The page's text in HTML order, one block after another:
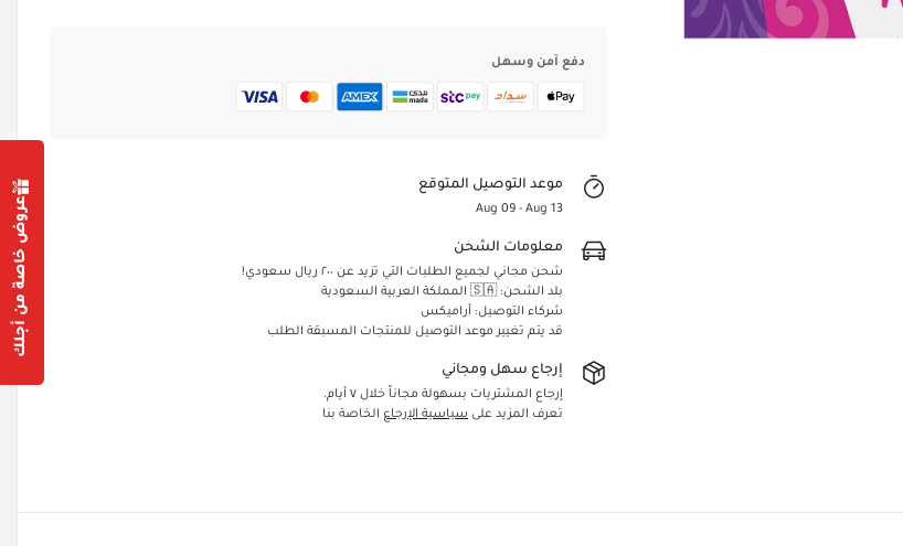
دفع آمن وسهل
موعد التوصيل المتوقع
Aug 09 - Aug 13
معلومات الشحن
شحن مجاني لجميع الطلبات التي تزيد عن ٢٠٠ ريال سعودي!
بلد الشحن: 🇸🇦 المملكة العربية السعودية
شركاء التوصيل: أراميكس
قد يتم تغيير موعد التوصيل للمنتجات المسبقة الطلب
إرجاع سهل ومجاني
إرجاع المشتريات بسهولة مجاناً خلال ٧ أيام.
تعرف المزيد على سياسية الإرجاع الخاصة بنا
عروض خاصة من أجلك